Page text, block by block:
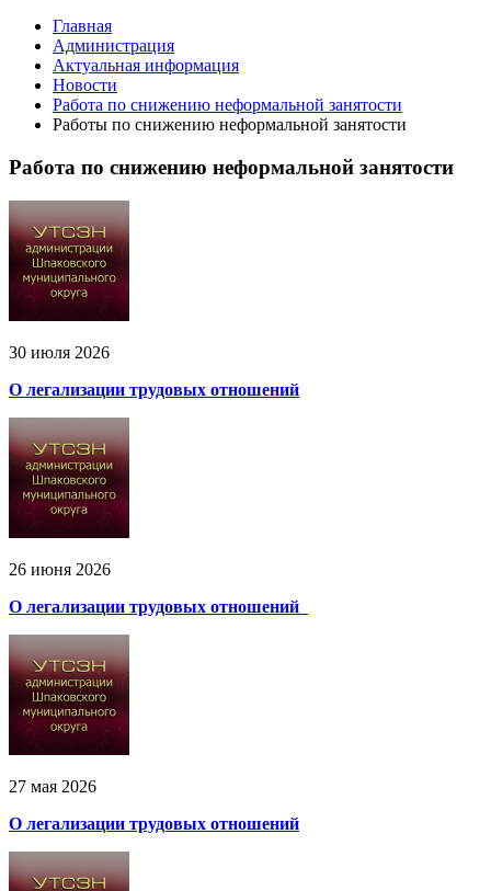
Главная
Администрация
Актуальная информация
Новости
Работа по снижению неформальной занятости
Работы по снижению неформальной занятости
Работа по снижению неформальной занятости
30 июля 2026
О легализации трудовых отношений
26 июня 2026
О легализации трудовых отношений
27 мая 2026
О легализации трудовых отношений